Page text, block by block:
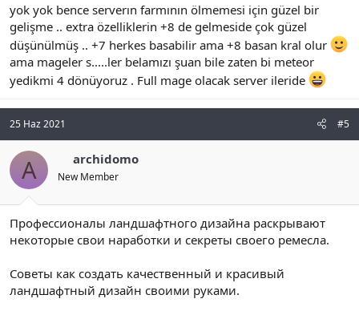
yok yok bence serverın farmının ölmemesi için güzel bir
gelişme .. extra özelliklerin +8 de gelmeside çok güzel
düşünülmüş .. +7 herkes basabilir ama +8 basan kral olur
ama mageler s.....ler belamızı şuan bile zaten bi meteor
yedikmi 4 dönüyoruz . Full mage olacak server ileride
25 Haz 2021 #5
A archidomo
New Member
Профессионалы ландшафтного дизайна раскрывают
некоторые свои наработки и секреты своего ремесла.
Советы как создать качественный и красивый
ландшафтный дизайн своими руками.